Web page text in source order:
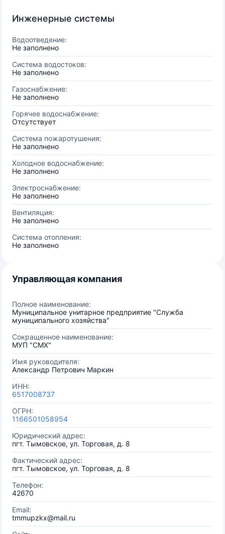
Инженерные системы
Водоотведение:
Не заполнено
Система водостоков:
Не заполнено
Газоснабжение:
Не заполнено
Горячее водоснабжение:
Отсутствует
Система пожаротушения:
Не заполнено
Холодное водоснабжение:
Не заполнено
Электроснабжение:
Не заполнено
Вентиляция:
Не заполнено
Система отопления:
Не заполнено
Управляющая компания
Полное наименование:
Муниципальное унитарное предприятие "Служба
муниципального хозяйства"
Сокращенное наименование:
МУП "СМХ"
Имя руководителя:
Александр Петрович Маркин
ИНН:
6517008737
ОГРН:
1166501058954
Юридический адрес:
пгт. Тымовское, ул. Торговая, д. 8
Фактический адрес:
пгт. Тымовское, ул. Торговая, д. 8
Телефон:
42670
Email:
tmmupzkx@mail.ru